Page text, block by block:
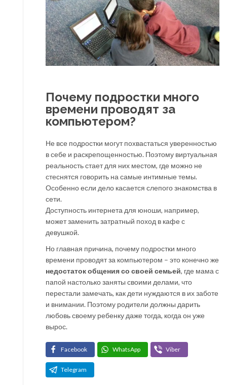
Почему подростки много
времени проводят за
компьютером?
Не все подростки могут похвастаться уверенностью
в себе и раскрепощенностью. Поэтому виртуальная
реальность стает для них местом, где можно не
стеснятся говорить на самые интимные темы.
Особенно если дело касается слепого знакомства в
сети.
Доступность интернета для юноши, например,
может заменить затратный поход в кафе с
девушкой.
Но главная причина, почему подростки много
времени проводят за компьютером – это конечно же
недостаток общения со своей семьей, где мама с
папой настолько заняты своими делами, что
перестали замечать, как дети нуждаются в их заботе
и внимании. Поэтому родители должны дарить
любовь своему ребенку даже тогда, когда он уже
вырос.
Facebook WhatsApp Viber
Telegram